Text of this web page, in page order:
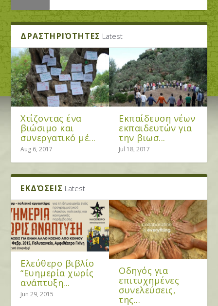
Οι Ηλιόσποροι σε διεθνές σεμινάριο
για την περμακο...
Εμείς ψηφίζουμε Κάνναβη. Εσείς;...
Κάνναβη: Όλα τριγύρω αλλάζουνε και
όλα τα ίδια μέν...
Πόσο κοστολογείται ένα βουνό; Με
αφορμή το υπό μελ...
ΔΡΑΣΤΗΡΙΌΤΗΤΕΣ Latest
Χτίζοντας ένα
βιώσιμο και
συνεργατικό μέ...
Aug 6, 2017
Εκπαίδευση νέων
εκπαιδευτών για
την βιωσ...
Jul 18, 2017
ΕΚΔΌΣΕΙΣ Latest
Ελεύθερο βιβλίο
“Ευημερία χωρίς
ανάπτυξη...
Jun 29, 2015
Οδηγός για
επιτυχημένες
συνελεύσεις,
της...